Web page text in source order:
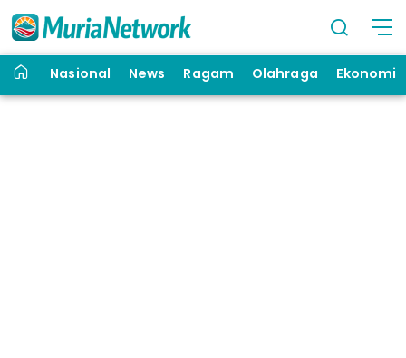
Nasional News Ragam Olahraga Ekonomi